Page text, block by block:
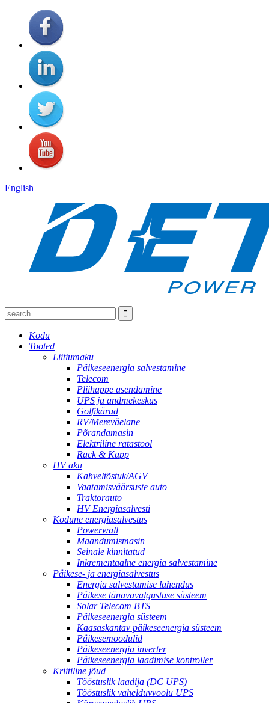
English
Kodu
Tooted
Liitiumaku
Päikeseenergia salvestamine
Telecom
Pliihappe asendamine
UPS ja andmekeskus
Golfikärud
RV/Mereväelane
Põrandamasin
Elektriline ratastool
Rack & Kapp
HV aku
Kahveltõstuk/AGV
Vaatamisväärsuste auto
Traktorauto
HV Energiasalvesti
Kodune energiasalvestus
Powerwall
Maandumismasin
Seinale kinnitatud
Inkrementaalne energia salvestamine
Päikese- ja energiasalvestus
Energia salvestamise lahendus
Päikese tänavavalgustuse süsteem
Solar Telecom BTS
Päikeseenergia süsteem
Kaasaskantav päikeseenergia süsteem
Päikesemoodulid
Päikeseenergia inverter
Päikeseenergia laadimise kontroller
Kriitiline jõud
Tööstuslik laadija (DC UPS)
Tööstuslik vahelduvvoolu UPS